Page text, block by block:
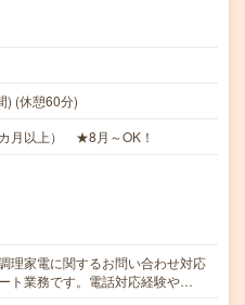
) (休憩60分)
月以上） ★8月～OK！
理家電に関するお問い合わせ対応
ト業務です。電話対応経験や…